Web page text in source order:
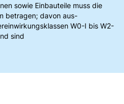
sowie Einbauteile muss die
betragen; davon aus-
W0-I bis W2-
sind